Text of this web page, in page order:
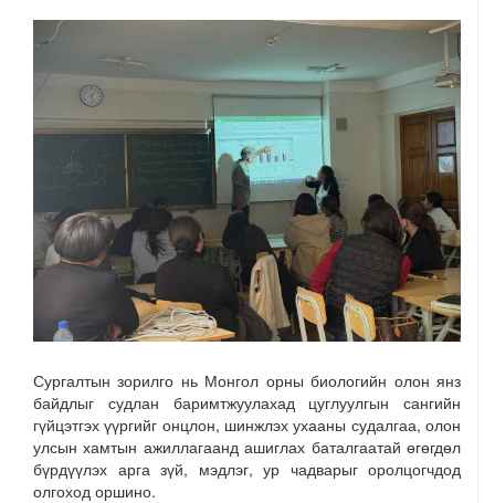
Сургалтын зорилго нь Монгол орны биологийн олон янз
байдлыг судлан баримтжуулахад цуглуулгын сангийн
гүйцэтгэх үүргийг онцлон, шинжлэх ухааны судалгаа, олон
улсын хамтын ажиллагаанд ашиглах баталгаатай өгөгдөл
бүрдүүлэх арга зүй, мэдлэг, ур чадварыг оролцогчдод
олгоход оршино.